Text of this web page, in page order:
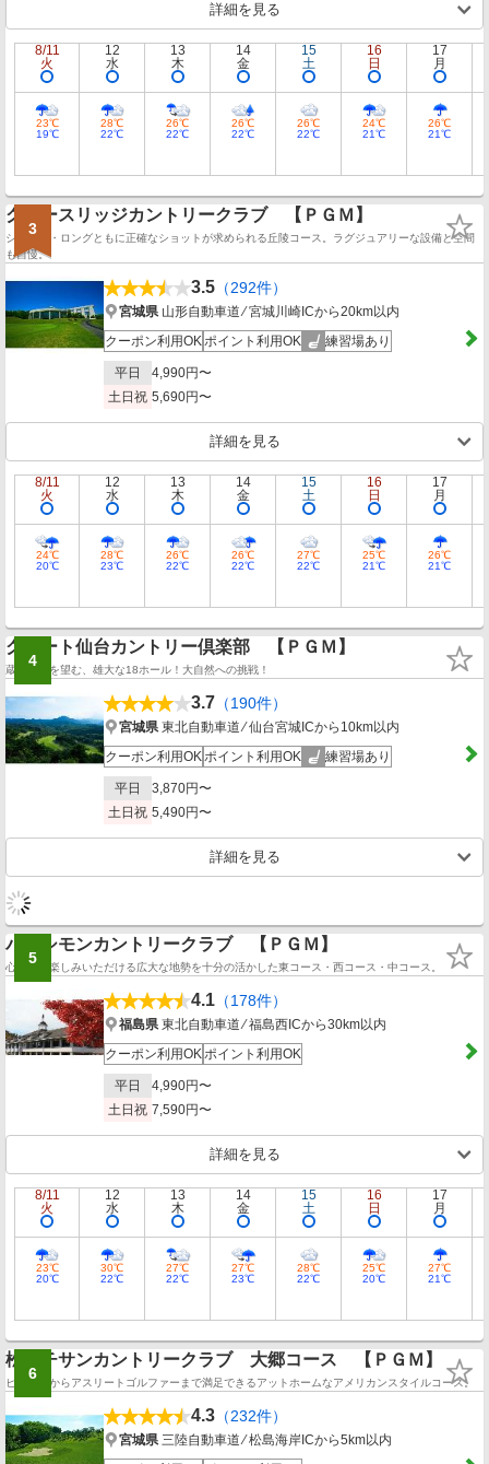
詳細を見る
8/11
火
23℃
19℃
12
水
28℃
22℃
13
木
26℃
22℃
14
金
26℃
22℃
15
土
26℃
22℃
16
日
24℃
21℃
17
月
26℃
21℃
3
グレースリッジカントリークラブ 【ＰＧＭ】
ショート・ロングともに正確なショットが求められる丘陵コース。ラグジュアリーな設備と空間
も自慢。
3.5 （292件）
宮城県山形自動車道 ⁄ 宮城川崎ICから20km以内
クーポン利用OKポイント利用OK 練習場あり
平日
4,990円〜
土日祝 5,690円〜
詳細を見る
8/11
火
24℃
20℃
12
水
28℃
23℃
13
木
26℃
22℃
14
金
26℃
22℃
15
土
27℃
22℃
16
日
25℃
21℃
17
月
26℃
21℃
4
グレート仙台カントリー倶楽部 【ＰＧＭ】
蔵王連峰を望む、雄大な18ホール！大自然への挑戦！
3.7 （190件）
宮城県東北自動車道 ⁄ 仙台宮城ICから10km以内
クーポン利用OKポイント利用OK 練習場あり
平日
3,870円〜
土日祝 5,490円〜
詳細を見る
5
パーシモンカントリークラブ 【ＰＧＭ】
心からお楽しみいただける広大な地勢を十分の活かした東コース・西コース・中コース。
4.1 （178件）
福島県東北自動車道 ⁄ 福島西ICから30km以内
クーポン利用OKポイント利用OK
平日
4,990円〜
土日祝 7,590円〜
詳細を見る
8/11
火
23℃
20℃
12
水
30℃
22℃
13
木
27℃
22℃
14
金
27℃
23℃
15
土
28℃
22℃
16
日
25℃
20℃
17
月
27℃
21℃
6
松島チサンカントリークラブ 大郷コース 【ＰＧＭ】
ビギナーからアスリートゴルファーまで満足できるアットホームなアメリカンスタイルコース。
4.3 （232件）
宮城県三陸自動車道 ⁄ 松島海岸ICから5km以内